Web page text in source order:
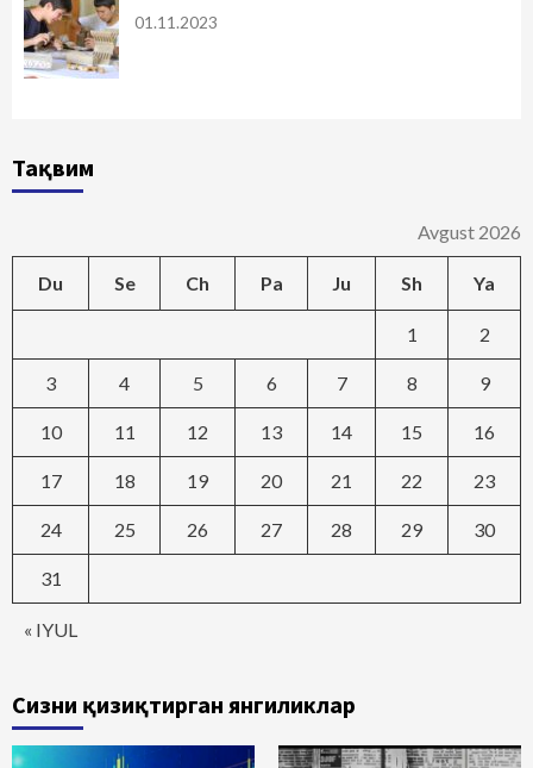
01.11.2023
Тақвим
Avgust 2026
Du Se Ch Pa Ju Sh Ya
« IYUL
1 2
3 4 5 6 7 8 9
10 11 12 13 14 15 16
17 18 19 20 21 22 23
24 25 26 27 28 29 30
31
Сизни қизиқтирган янгиликлар